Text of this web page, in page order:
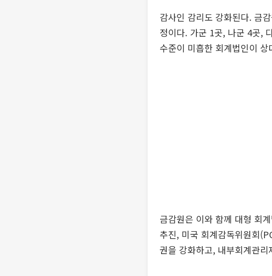
감사인 감리도 강화된다. 금
정이다. 가군 1곳, 나군 4곳,
수준이 미흡한 회계법인이
금감원은 이와 함께 대형 회
추진, 미국 회계감독위원회
권을 강화하고, 내부회계관